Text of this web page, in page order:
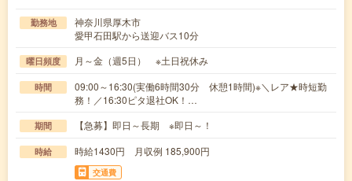
勤務地
神奈川県厚木市
愛甲石田駅から送迎バス10分
曜日頻度 月～金（週5日） ※土日祝休み
時間
09:00～16:30(実働6時間30分 休憩1時間)※＼レア★時短勤
務！／16:30ピタ退社OK！…
期間 【急募】即日～長期 ※即日～！
時給 時給1430円 月収例 185,900円
交通費